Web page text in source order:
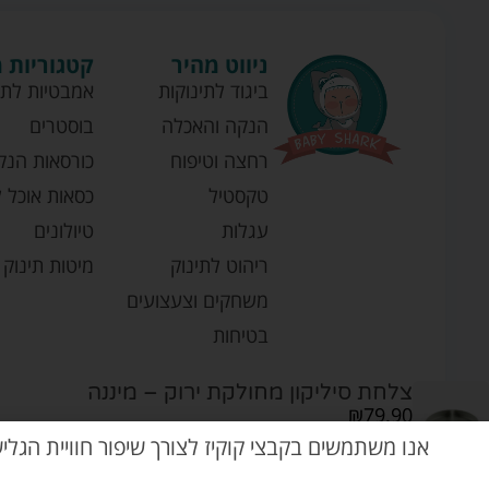
צלחת סיליקון מחולקת ירוק – מיננה
₪79.90
ניווט מהיר
ביגוד לתינוקות
הנקה והאכלה
רחצה וטיפוח
טקסטיל
עגלות
ריהוט לתינוק
משחקים וצעצועים
בטיחות
אמבטיות
בוסטרים
כורסאות
כסאות אוכל
טיולונים
מיטות תינוק
אנו משתמשים בקבצי קוקיז לצורך שיפור חוויית